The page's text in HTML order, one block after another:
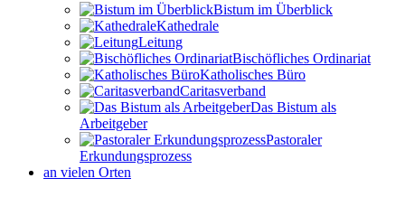
Bistum im Überblick
Kathedrale
Leitung
Bischöfliches Ordinariat
Katholisches Büro
Caritasverband
Das Bistum als
Arbeitgeber
Pastoraler
Erkundungsprozess
an vielen Orten